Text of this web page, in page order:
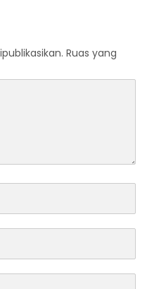
Ruas yang